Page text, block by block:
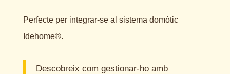
Perfecte per integrar-se al sistema domòtic
Idehome®.
Descobreix com gestionar-ho amb